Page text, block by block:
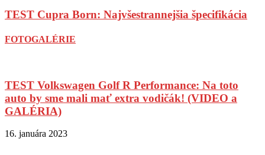
TEST Cupra Born: Najvšestrannejšia špecifikácia
FOTOGALÉRIE
TEST Volkswagen Golf R Performance: Na toto
auto by sme mali mať extra vodičák! (VIDEO a
GALÉRIA)
16. januára 2023